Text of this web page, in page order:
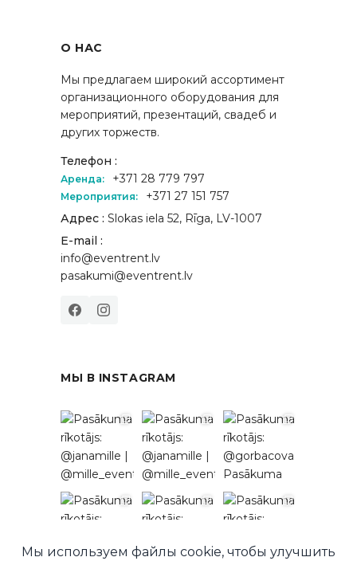
О НАС
Мы предлагаем широкий ассортимент
организационного оборудования для
мероприятий, презентаций, свадеб и
других торжеств.
Телефон :
Аренда: +371 28 779 797
Мероприятия:
+371 27 151 757
Адрес : Slokas iela 52, Rīga, LV-1007
E-mail :
info@eventrent.lv
pasakumi@eventrent.lv
МЫ В INSTAGRAM